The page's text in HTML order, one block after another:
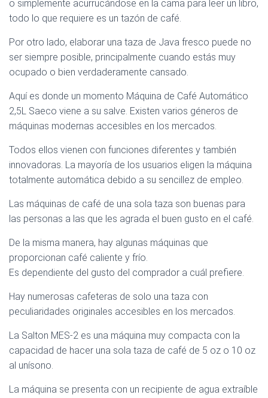
o simplemente acurrucándose en la cama para leer un libro,
todo lo que requiere es un tazón de café.
Por otro lado, elaborar una taza de Java fresco puede no
ser siempre posible, principalmente cuando estás muy
ocupado o bien verdaderamente cansado.
Aquí es donde un momento Máquina de Café Automático
2,5L Saeco viene a su salve. Existen varios géneros de
máquinas modernas accesibles en los mercados.
Todos ellos vienen con funciones diferentes y también
innovadoras. La mayoría de los usuarios eligen la máquina
totalmente automática debido a su sencillez de empleo.
Las máquinas de café de una sola taza son buenas para
las personas a las que les agrada el buen gusto en el café.
De la misma manera, hay algunas máquinas que
proporcionan café caliente y frío.
Es dependiente del gusto del comprador a cuál prefiere.
Hay numerosas cafeteras de solo una taza con
peculiaridades originales accesibles en los mercados.
La Salton MES-2 es una máquina muy compacta con la
capacidad de hacer una sola taza de café de 5 oz o 10 oz
al unísono.
La máquina se presenta con un recipiente de agua extraíble